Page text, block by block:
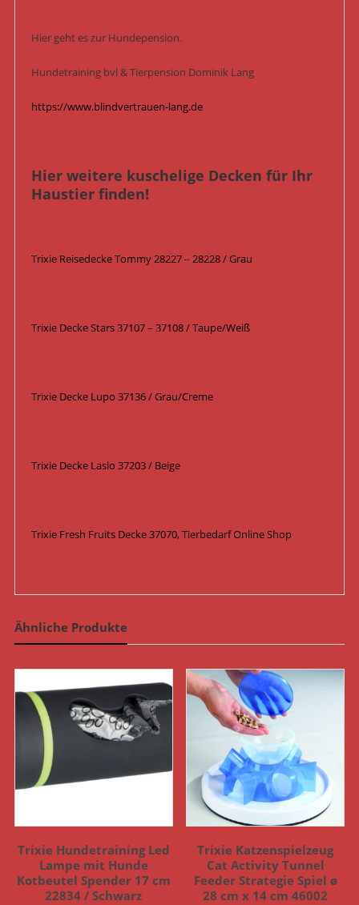
Hier geht es zur Hundepension.
Hundetraining bvl & Tierpension Dominik Lang
https://www.blindvertrauen-lang.de
Hier weitere kuschelige Decken für Ihr
Haustier finden!
Trixie Reisedecke Tommy 28227 – 28228 / Grau
Trixie Decke Stars 37107 – 37108 / Taupe/Weiß
Trixie Decke Lupo 37136 / Grau/Creme
Trixie Decke Laslo 37203 / Beige
Trixie Fresh Fruits Decke 37070, Tierbedarf Online Shop
Ähnliche Produkte
Trixie Hundetraining Led
Lampe mit Hunde
Kotbeutel Spender 17 cm
22834 / Schwarz
Trixie Katzenspielzeug
Cat Activity Tunnel
Feeder Strategie Spiel ø
28 cm x 14 cm 46002